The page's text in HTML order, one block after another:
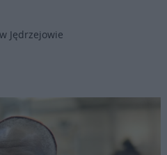
Jędrzejowie